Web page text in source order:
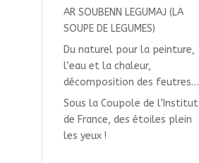
AR SOUBENN LEGUMAJ (LA
SOUPE DE LEGUMES)
Du naturel pour la peinture,
l’eau et la chaleur,
décomposition des feutres…
Sous la Coupole de l’Institut
de France, des étoiles plein
les yeux !